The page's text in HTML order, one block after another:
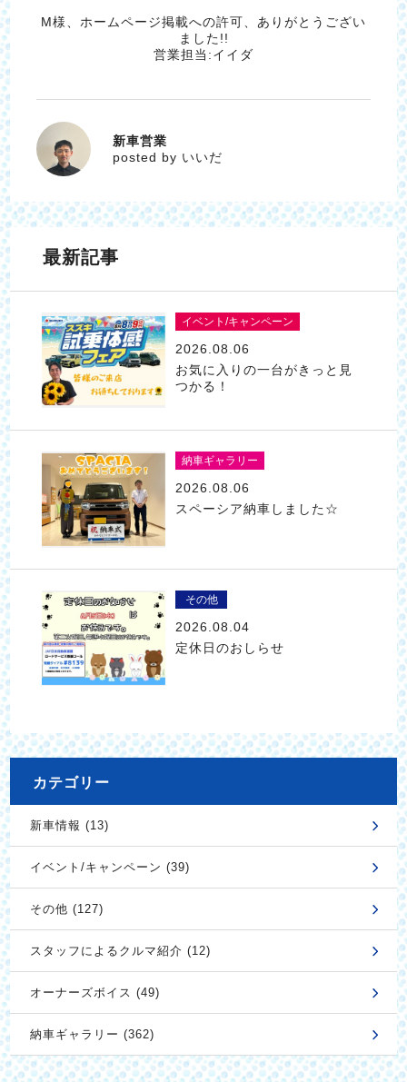
M様、ホームページ掲載への許可、ありがとうござい
ました!!
営業担当:イイダ
いいだ
新車営業
posted by いいだ
最新記事
イベント/キャンペーン
2026.08.06
お気に入りの一台がきっと見
つかる！
納車ギャラリー
2026.08.06
スペーシア納車しました☆
その他
2026.08.04
定休日のおしらせ
カテゴリー
新車情報 (13)
イベント/キャンペーン (39)
その他 (127)
スタッフによるクルマ紹介 (12)
オーナーズボイス (49)
納車ギャラリー (362)